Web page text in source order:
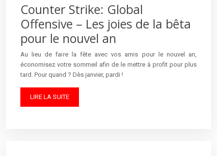
Counter Strike: Global
Offensive – Les joies de la bêta
pour le nouvel an
Au lieu de faire la fête avec vos amis pour le nouvel an,
économisez votre sommeil afin de le mettre à profit pour plus
tard. Pour quand ? Dès janvier, pardi !
LIRE LA SUITE